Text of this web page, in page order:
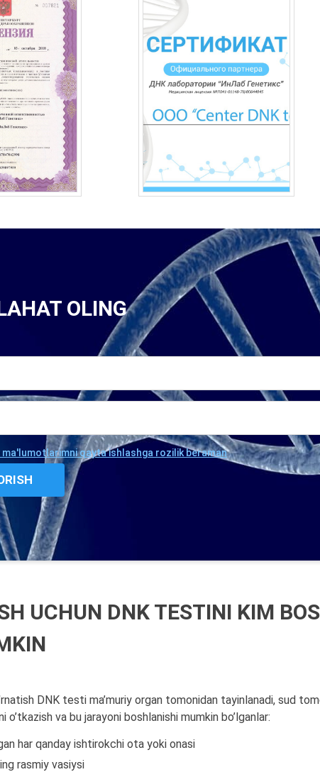
OLING
qayta ishlashga rozilik beraman
UCHUN DNK TESTINI KIM
DNK testi ma’muriy organ tomonidan tayinlanadi, sud
o’tkazish va bu jarayoni boshlanishi mumkin bo’lganlar:
har qanday ishtirokchi ota yoki onasi
rasmiy vasiysi